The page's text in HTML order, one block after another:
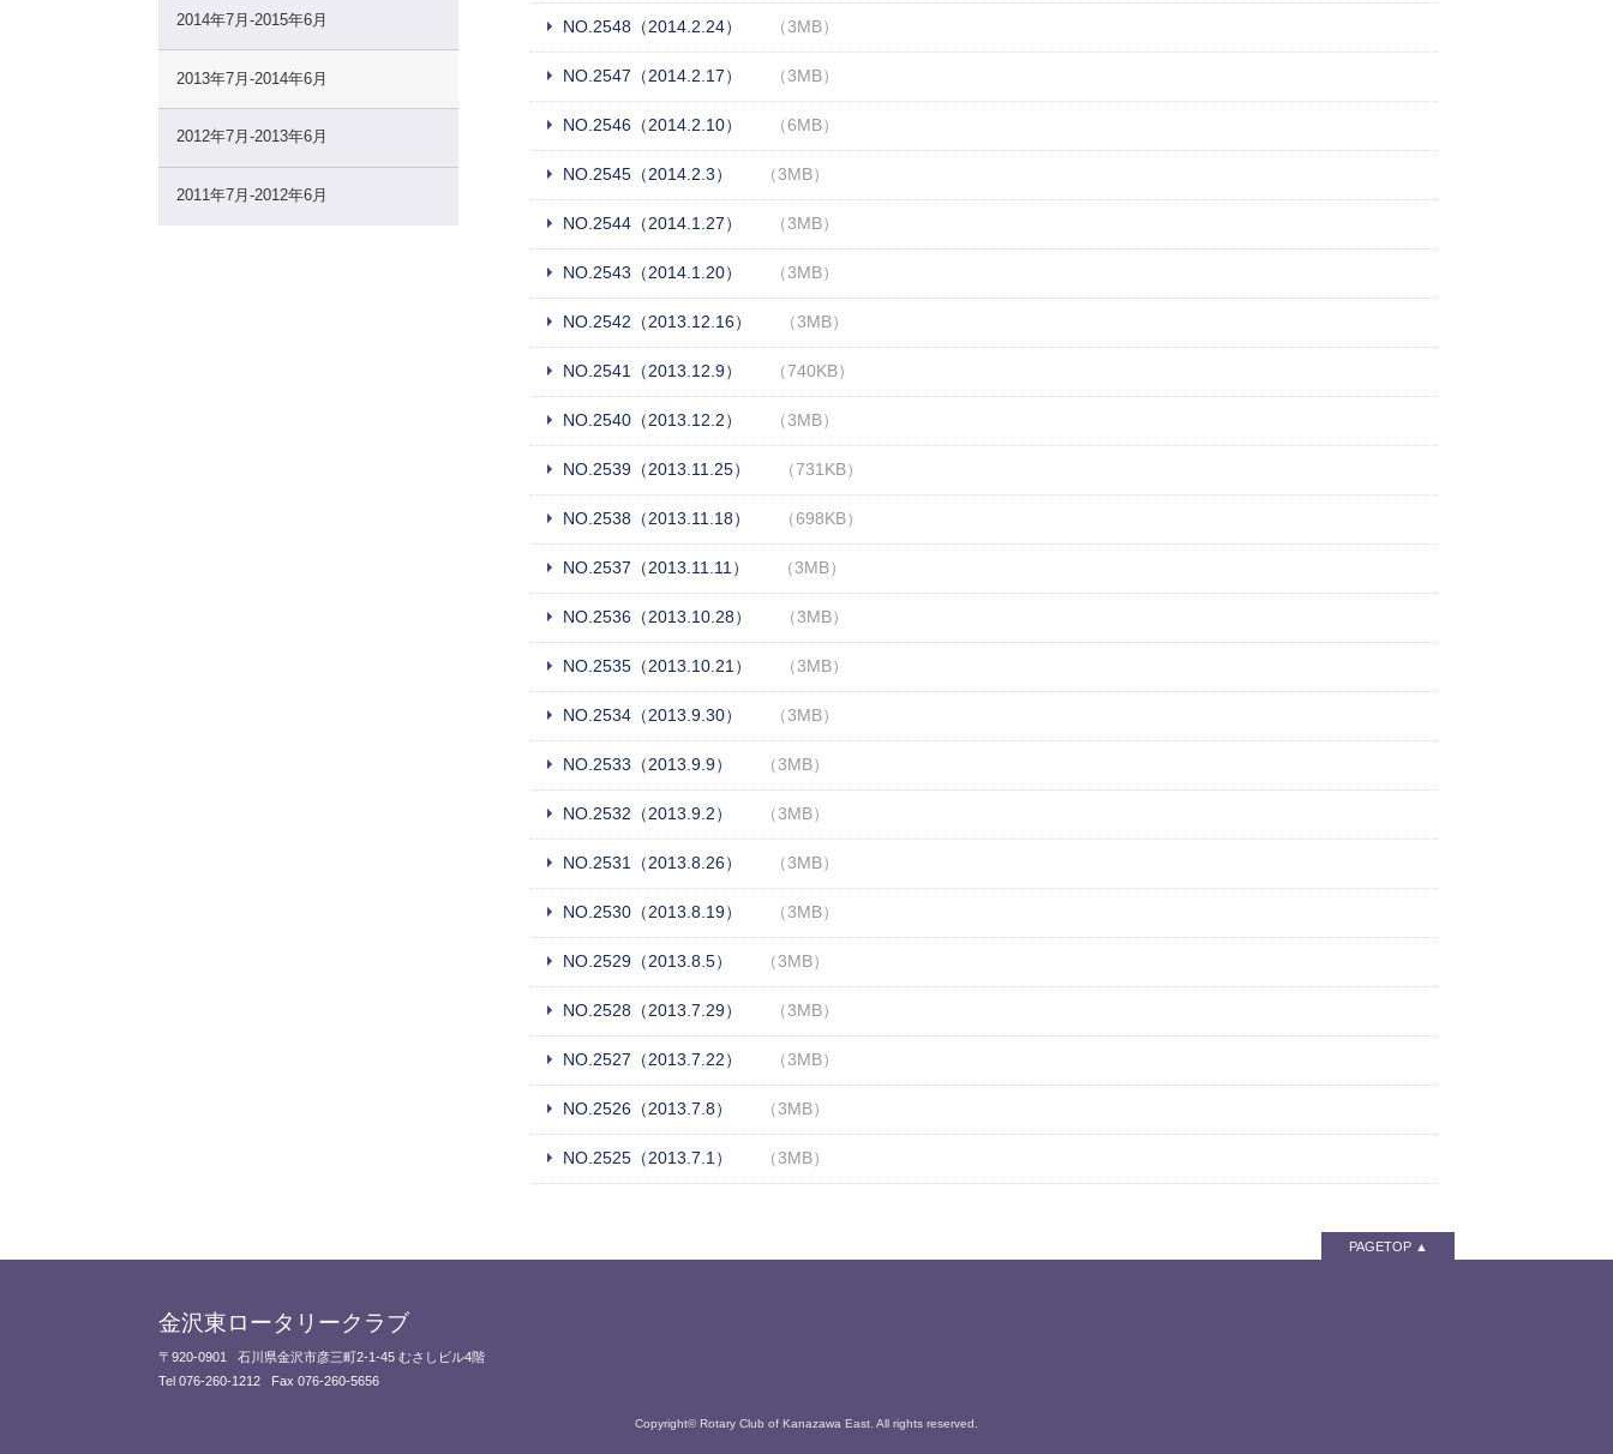
NO.2548（2014.2.24） （3MB）
NO.2547（2014.2.17） （3MB）
NO.2546（2014.2.10） （6MB）
NO.2545（2014.2.3） （3MB）
NO.2544（2014.1.27） （3MB）
NO.2543（2014.1.20） （3MB）
NO.2542（2013.12.16） （3MB）
NO.2541（2013.12.9） （740KB）
NO.2540（2013.12.2） （3MB）
NO.2539（2013.11.25） （731KB）
NO.2538（2013.11.18） （698KB）
NO.2537（2013.11.11） （3MB）
NO.2536（2013.10.28） （3MB）
NO.2535（2013.10.21） （3MB）
NO.2534（2013.9.30） （3MB）
NO.2533（2013.9.9） （3MB）
NO.2532（2013.9.2） （3MB）
NO.2531（2013.8.26） （3MB）
NO.2530（2013.8.19） （3MB）
NO.2529（2013.8.5） （3MB）
NO.2528（2013.7.29） （3MB）
NO.2527（2013.7.22） （3MB）
NO.2526（2013.7.8） （3MB）
NO.2525（2013.7.1） （3MB）
2014年7月-2015年6月
2013年7月-2014年6月
2012年7月-2013年6月
2011年7月-2012年6月
PAGETOP
金沢東ロータリークラブ
〒920-0901
石川県金沢市彦三町2-1-45 むさしビル4階
Tel 076-260-1212
Fax 076-260-5656
Copyright© Rotary Club of Kanazawa East. All rights reserved.